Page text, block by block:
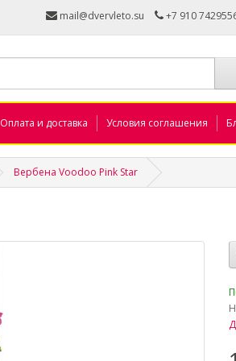
mail@dvervleto.su +7 910
Оплата и доставка Условия соглашения
Вербена Voodoo Pink Star